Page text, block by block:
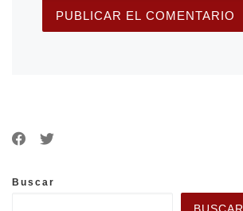
Buscar
BUSCAR